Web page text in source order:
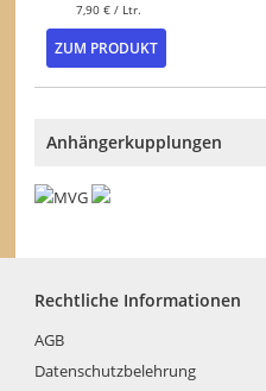
7,90€ / Ltr.
ZUM PRODUKT
Dieses
auf.
gewählt
Anhängerkupplungen
Rechtliche Informationen
AGB
Datenschutzbelehrung